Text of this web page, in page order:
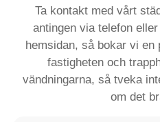
Ta kontakt med vårt
antingen via telefon
hemsidan, så bokar vi en
fastigheten och
vändningarna, så tveka
om det